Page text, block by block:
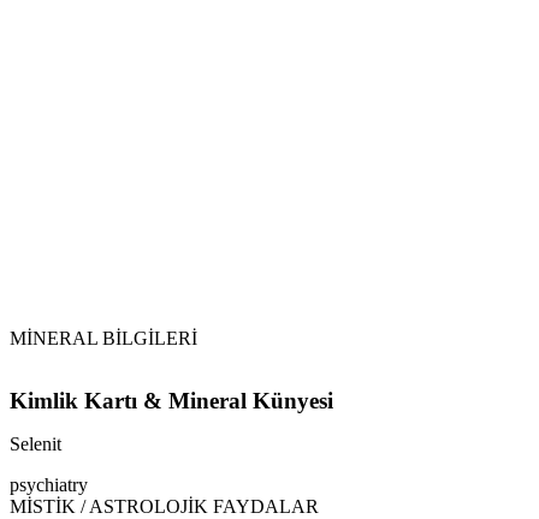
MİNERAL BİLGİLERİ
Kimlik Kartı & Mineral Künyesi
Selenit
psychiatry
MİSTİK / ASTROLOJİK FAYDALAR